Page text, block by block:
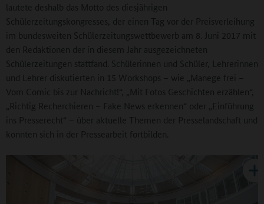
lautete deshalb das Motto des diesjährigen
Schülerzeitungskongresses, der einen Tag vor der Preisverleihung
im bundesweiten Schülerzeitungswettbewerb am 8. Juni 2017 mit
den Redaktionen der in diesem Jahr ausgezeichneten
Schülerzeitungen stattfand. Schülerinnen und Schüler, Lehrerinnen
und Lehrer diskutierten in 15 Workshops – wie „Manege frei –
Vom Comic bis zur Nachricht!“, „Mit Fotos Geschichten erzählen“,
„Richtig Recherchieren – Fake News erkennen“ oder „Einführung
ins Presserecht“ – über aktuelle Themen der Presselandschaft und
konnten sich in der Pressearbeit fortbilden.